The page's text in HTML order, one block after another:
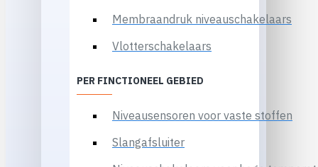
Membraandruk niveauschakelaars
Vlotterschakelaars
PER FINCTIONEEL GEBIED
Niveausensoren voor vaste stoffen
Slangafsluiter